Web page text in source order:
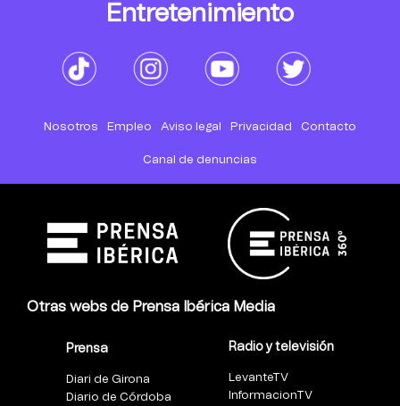
Entretenimiento
Nosotros Empleo Aviso legal Privacidad Contacto
Canal de denuncias
Otras webs de Prensa Ibérica Media
Prensa
Diari de Girona
Diario de Córdoba
Radio y televisión
LevanteTV
InformacionTV